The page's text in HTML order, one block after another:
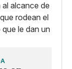
alcance de
rodean el
le dan un